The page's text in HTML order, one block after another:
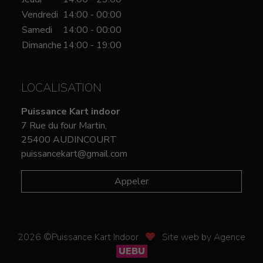
Vendredi 14:00 - 00:00
Samedi
14:00 - 00:00
Dimanche 14:00 - 19:00
LOCALISATION
Puissance Kart indoor
7 Rue du four Martin,
25400 AUDINCOURT
puissancekart@gmail.com
Appeler
2026 ©Puissance Kart Indoor
Site web by Agence
UEBU